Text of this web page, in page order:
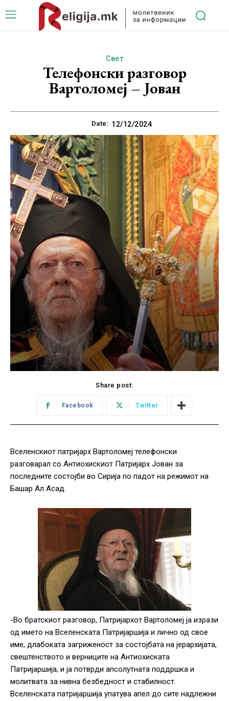
Свет
Телефонски разговор
Вартоломеј – Јован
Date: 12/12/2024
Share post:
Facebook Twitter
Вселенскиот патријарх Вартоломеј телефонски
разговарал со Антиохискиот Патријарх Јован за
последните состојби во Сирија по падот на режимот на
Башар Ал Асад.
-Во братскиот разговор, Патријархот Вартоломеј ја изрази
од името на Вселенската Патријаршија и лично од свое
име, длабоката загриженост за состојбата на јерархијата,
свештенството и верниците на Антиохиската
Патријаршија, и ја потврди апсолутната поддршка и
молитвата за нивна безбедност и стабилност.
Вселенската патријаршија упатува апел до сите надлежни